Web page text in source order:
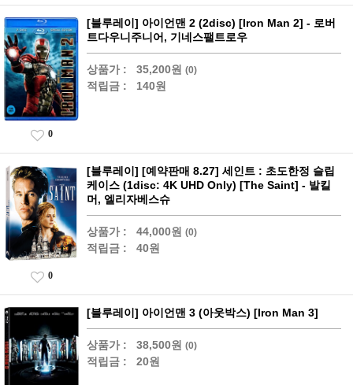
[블루레이] 아이언맨 2 (2disc) [Iron Man 2] - 로버
트다우니주니어, 기네스팰트로우
상품가 : 35,200원 (0)
적립금 : 140원
0
[블루레이] [예약판매 8.27] 세인트 : 초도한정 슬립
케이스 (1disc: 4K UHD Only) [The Saint] - 발킬
머, 엘리자베스슈
상품가 : 44,000원 (0)
적립금 : 40원
0
[블루레이] 아이언맨 3 (아웃박스) [Iron Man 3]
상품가 : 38,500원 (0)
적립금 : 20원